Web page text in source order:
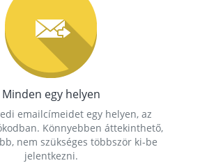
Minden egy helyen
emailcímeidet egy helyen, az
Könnyebben áttekinthető,
nem szükséges többször ki-be
jelentkezni.